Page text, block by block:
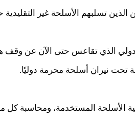
تسلبهم الأسلحة غير
الذي تقاعس حتى الآن عن وقف
تحت نيران أسلحة محرمة دوليًا.
الأسلحة المستخدمة، ومحاسبة